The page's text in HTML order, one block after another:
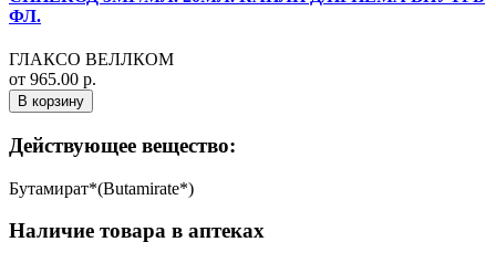
ФЛ.
ГЛАКСО ВЕЛЛКОМ
от 965.00 р.
В корзину
Действующее вещество:
Бутамират*(Butamirate*)
Наличие товара в аптеках